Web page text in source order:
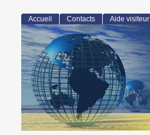
Accueil Contacts Aide visiteur